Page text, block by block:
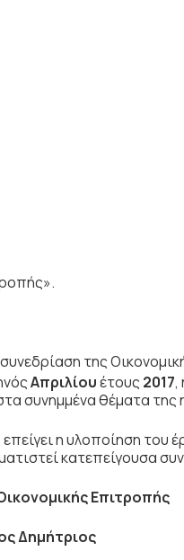
της
Απριλίουέτους 2017,
συνημμένα θέματα της
η υλοποίηση του
κατεπείγουσα
Επιτροπής
Δημήτριος